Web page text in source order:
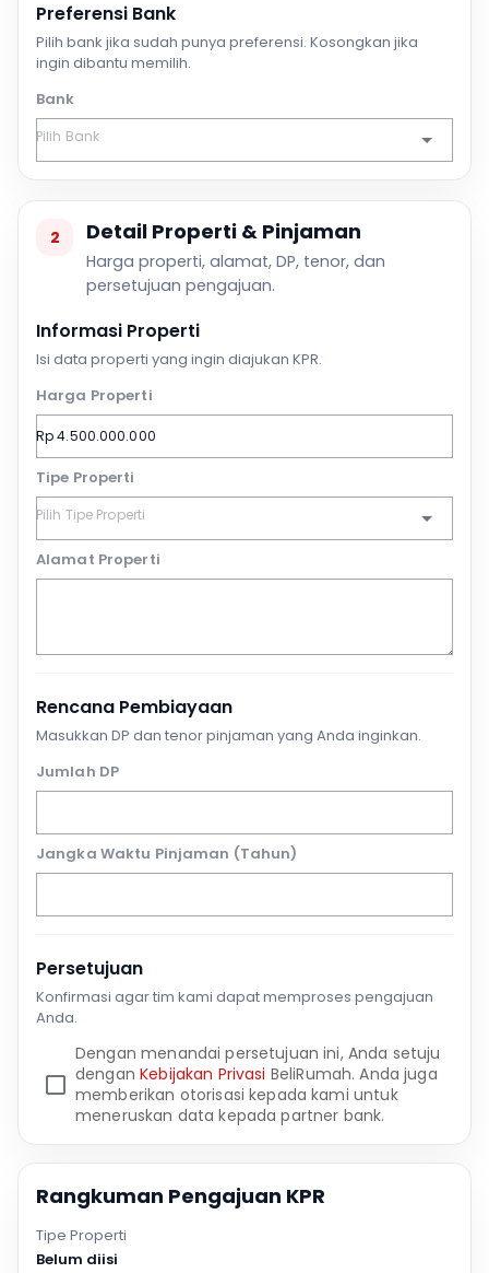
Preferensi Bank
Pilih bank jika sudah punya preferensi. Kosongkan jika
ingin dibantu memilih.
Bank
2 Detail Properti & Pinjaman
Harga properti, alamat, DP, tenor, dan
persetujuan pengajuan.
Informasi Properti
Isi data properti yang ingin diajukan KPR.
Harga Properti
Tipe Properti
Alamat Properti
Rencana Pembiayaan
Masukkan DP dan tenor pinjaman yang Anda inginkan.
Jumlah DP
Jangka Waktu Pinjaman (Tahun)
Persetujuan
Konfirmasi agar tim kami dapat memproses pengajuan
Anda.
Dengan menandai persetujuan ini, Anda setuju
denganKebijakan Privasi BeliRumah. Anda juga
memberikan otorisasi kepada kami untuk
meneruskan data kepada partner bank.
Rangkuman Pengajuan KPR
Tipe Properti
Belum diisi